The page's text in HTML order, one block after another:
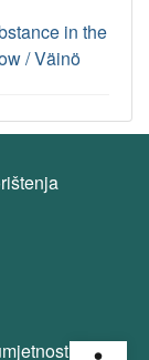
in the
/ Väinö
Sva